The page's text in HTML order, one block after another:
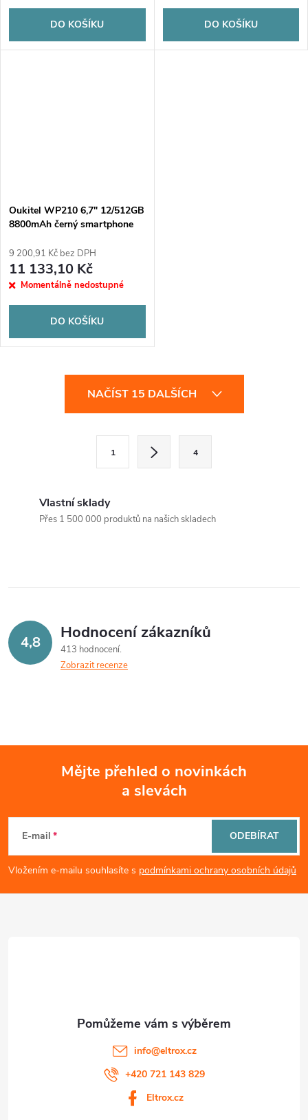
DO KOŠÍKU DO KOŠÍKU
Oukitel WP210 6,7" 12/512GB
8800mAh černý smartphone
9 200,91 Kč bez DPH
11 133,10 Kč
Momentálně nedostupné
DO KOŠÍKU
í
r
v
v
s
NAČÍST 15 DALŠÍCH
í
1 4
Vlastní sklady
Přes 1 500 000 produktů na našich skladech
4,8 Hodnocení zákazníků
413 hodnocení
Zobrazit recenze
p
a
Mějte přehled o novinkách
a slevách
E-mail
Vložením e-mailu souhlasíte s podmínkami ochrany osobních údajů
ODEBÍRAT
info@eltrox.cz
+420 721 143 829
Eltrox.cz